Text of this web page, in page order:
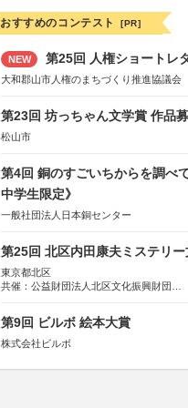
おすすめのコンテスト [PR]
NEW 第25回 人権ショートレ
大和郡山市人権のまちづくり推進協議会
第23回 坊っちゃん文学賞 作品
松山市
第4回 銅のすごいちからを調べ
中学生限定》
一般社団法人日本銅センター
第25回 北区内田康夫ミステリ
東京都北区
共催：公益財団法人北区文化振興財団
協賛：株式会社実業之日本社
第9回 ビルボ 絵本大賞
株式会社ビルボ